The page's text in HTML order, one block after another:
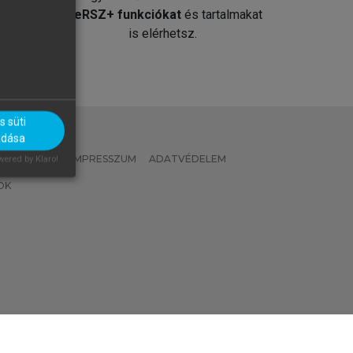
MeRSZ+ funkciókat és tartalmakat
is elérhetsz.
IMPRESSZUM ADATVÉDELEM
süti
by Klaro!